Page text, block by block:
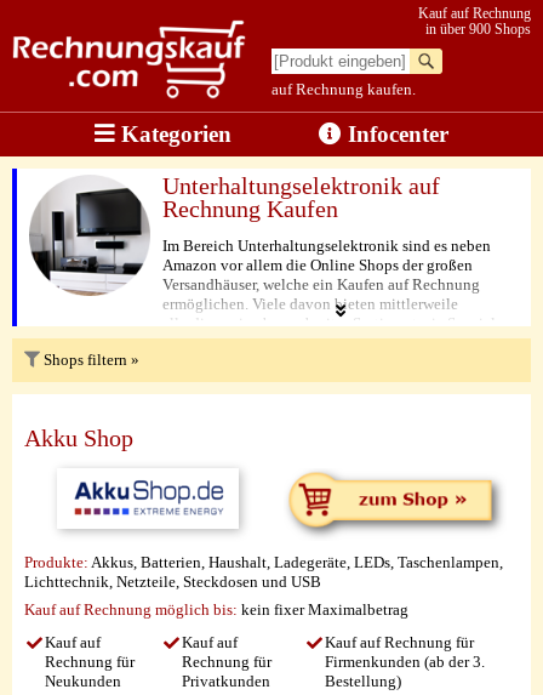
auf Rechnung kaufen.
Kauf auf Rechnung
in über 900 Shops
Kategorien Infocenter
Unterhaltungselektronik auf
Rechnung Kaufen
Im Bereich Unterhaltungselektronik sind es neben
Amazon vor allem die Online Shops der großen
Versandhäuser, welche ein Kaufen auf Rechnung
ermöglichen. Viele davon bieten mittlerweile
allerdings ein ebenso breites Sortiment wie Spezial-
Shops. Von der Digitalkamera über einen neuen
anderen MP3-Player, bis hin zu Spielkonsolen wie
Shops filtern »
Akku Shop
Produkte: Akkus, Batterien, Haushalt, Ladegeräte, LEDs, Taschenlampen,
Lichttechnik, Netzteile, Steckdosen und USB
Kauf auf Rechnung möglich bis: kein fixer Maximalbetrag
Kauf auf
Rechnung für
Neukunden
Kauf auf
Rechnung für
Privatkunden
Kauf auf Rechnung für
Firmenkunden (ab der 3.
Bestellung)